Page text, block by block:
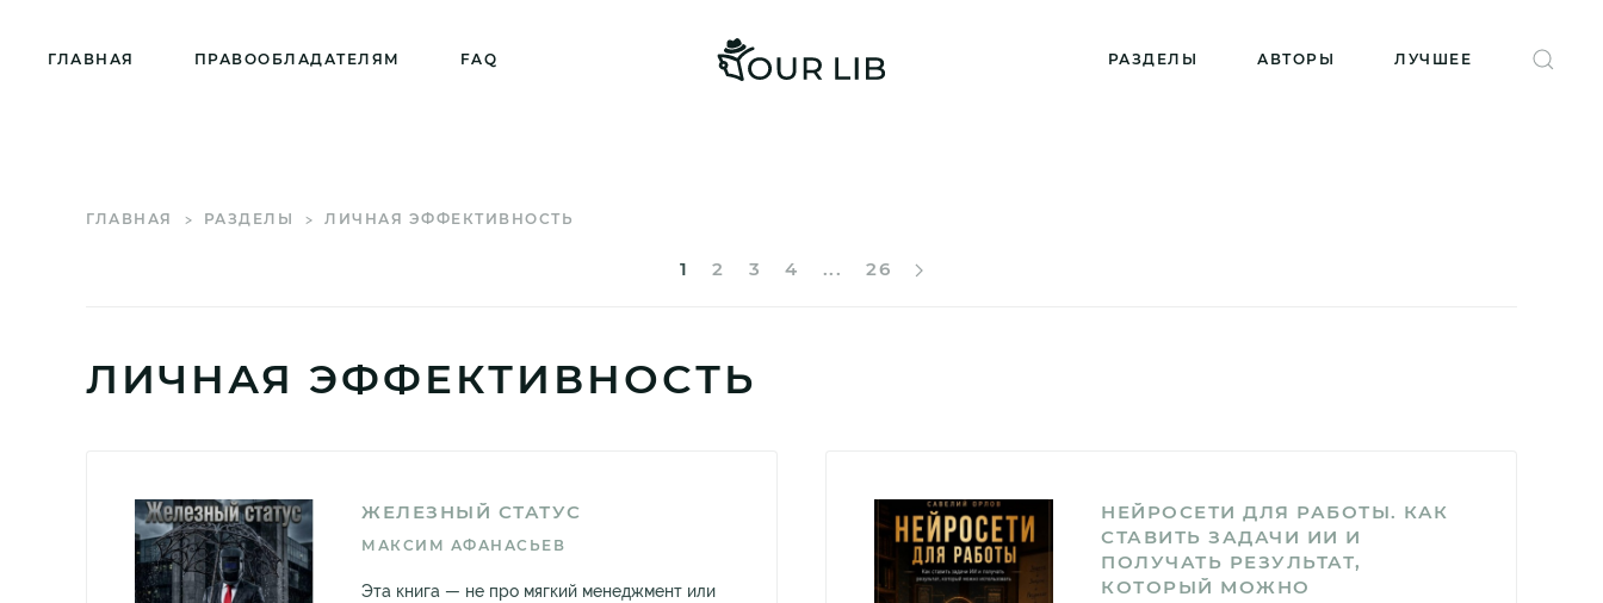
ГЛАВНАЯ ПРАВООБЛАДАТЕЛЯМ FAQ РАЗДЕЛЫ АВТОРЫ ЛУЧШЕЕ
ГЛАВНАЯ РАЗДЕЛЫ ЛИЧНАЯ ЭФФЕКТИВНОСТЬ
1 2 3 4 ... 26
ЛИЧНАЯ ЭФФЕКТИВНОСТЬ
ЖЕЛЕЗНЫЙ СТАТУС
МАКСИМ АФАНАСЬЕВ
Эта книга — не про мягкий менеджмент или
НЕЙРОСЕТИ ДЛЯ РАБОТЫ. КАК
СТАВИТЬ ЗАДАЧИ ИИ И
ПОЛУЧАТЬ РЕЗУЛЬТАТ,
КОТОРЫЙ МОЖНО